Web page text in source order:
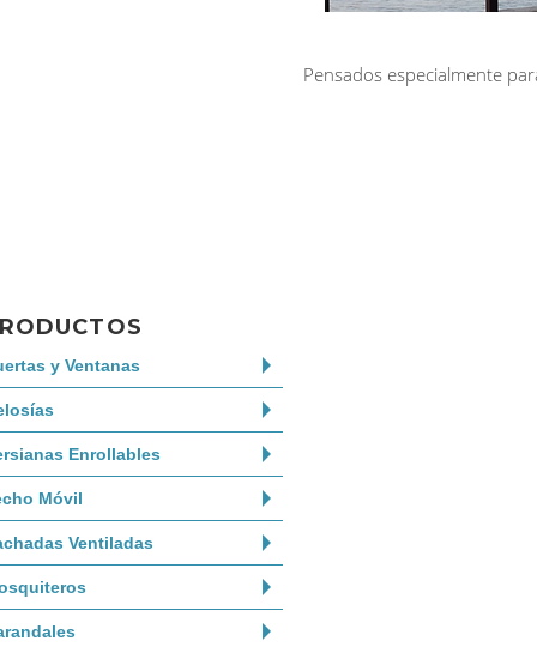
Pensados especialmente
y Ventanas
Enrollables
Móvil
Ventiladas